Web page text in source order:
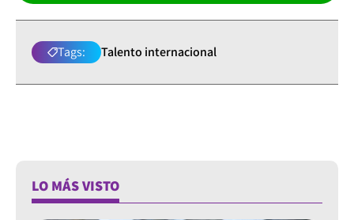
Tags: Talento internacional
LO MÁS VISTO